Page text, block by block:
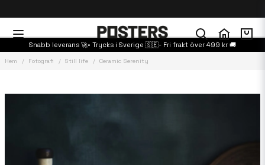
Snabb leverans 🚀• Trycks i Sverige 🇸🇪- Fri frakt över 499 kr 🚚
Hem Fotografi Still life Ceramic Serenity